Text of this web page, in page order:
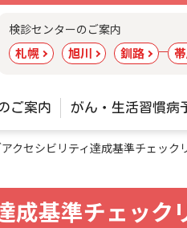
検診センターのご案内
札幌 旭川 釧路
ご案内 がん・生活習慣病
クセシビリティ達成基準チェック
成基準チェッ